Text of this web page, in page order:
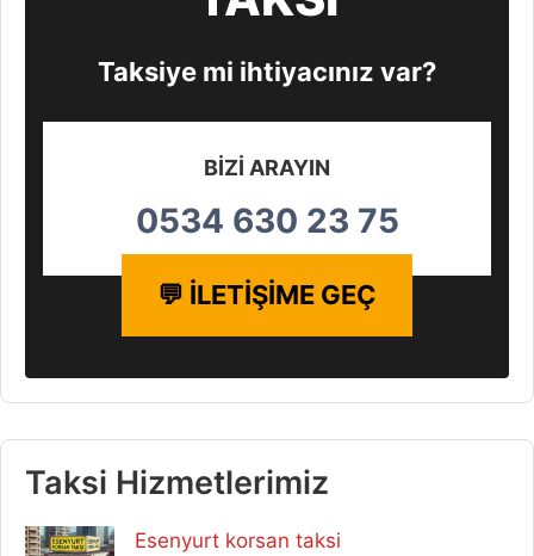
Taksiye mi ihtiyacınız var?
BİZİ ARAYIN
0534 630 23 75
💬 İLETİŞİME GEÇ
Taksi Hizmetlerimiz
Esenyurt korsan taksi